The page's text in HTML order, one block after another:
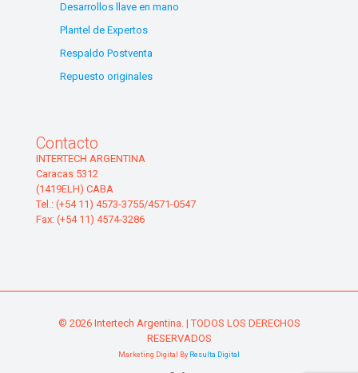
Desarrollos llave en mano
Plantel de Expertos
Respaldo Postventa
Repuesto originales
Contacto
INTERTECH ARGENTINA
Caracas 5312
(1419ELH) CABA
Tel.: (+54 11) 4573-3755/4571-0547
Fax: (+54 11) 4574-3286
© 2026 Intertech Argentina. | TODOS LOS DERECHOS
RESERVADOS
Marketing Digital By Resulta Digital